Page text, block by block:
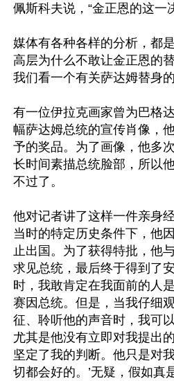
佩斯科夫说，“金正恩的这一
媒体有各种各样的分析，都
高层为什么不敢让金正恩的
我们看一个有关萨达姆替身的
有一位伊拉克画家曾为巴格
幅萨达姆总统的宣传肖像，
予的奖品。为了画像，他多
长时间素描总统脸部，所以
不过了。
他对记者讲了这样一件亲身
当时的特定历史条件下，他
止出国。为了获得特批，他
求见总统，最后终于得到了
时，我敢肯定在我面前的人
赛因总统。但是，当我仔细
征、聆听他的声音时，我可
尤其是他没有立即对我提出
坚定了我的判断。他只是对
切都会好的。’无疑，假如真